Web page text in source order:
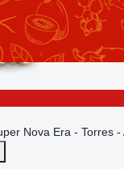
Nova Era - Torres